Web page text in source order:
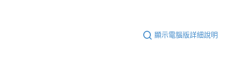
顯示電腦版詳細說明